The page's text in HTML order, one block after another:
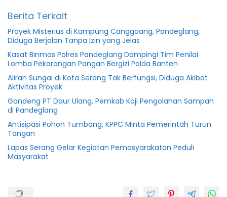
Berita Terkait
Proyek Misterius di Kampung Canggoang, Pandeglang,
Diduga Berjalan Tanpa Izin yang Jelas
Kasat Binmas Polres Pandeglang Dampingi Tim Penilai
Lomba Pekarangan Pangan Bergizi Polda Banten
Aliran Sungai di Kota Serang Tak Berfungsi, Diduga Akibat
Aktivitas Proyek
Gandeng PT Daur Ulang, Pemkab Kaji Pengolahan Sampah
di Pandeglang
Antisipasi Pohon Tumbang, KPPC Minta Pemerintah Turun
Tangan
Lapas Serang Gelar Kegiatan Pemasyarakatan Peduli
Masyarakat